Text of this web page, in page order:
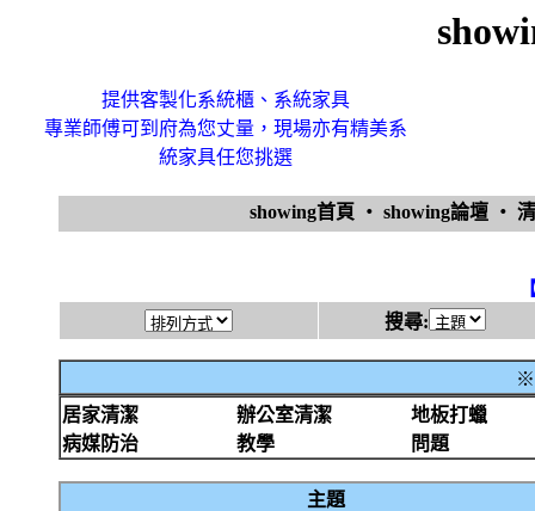
提供客製化系統櫃、系統家具
專業師傅可到府為您丈量，現場亦有精美系
統家具任您挑選
showing首頁 ‧ showing論壇 ‧
搜尋:
※
居家清潔
辦公室清潔
地板打蠟
病媒防治
教學 問題
主題